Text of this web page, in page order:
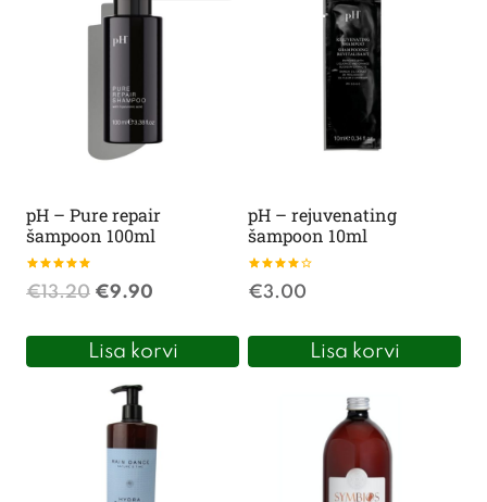
pH – Pure repair
šampoon 100ml
Hinnanguga
5.00
€13.20 Algne
oli:
€13.20.
€9.90
on:
Lisa korvi
pH – rejuvenating
šampoon 10ml
Hinnanguga
4.00
€3.00
Lisa korvi